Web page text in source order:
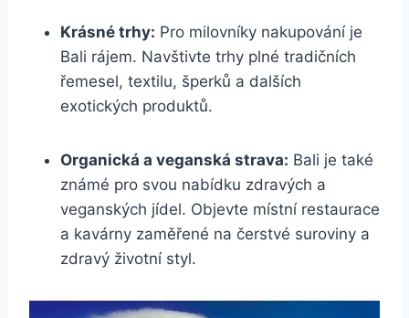
Krásné trhy: Pro milovníky nakupování je
Bali rájem. Navštivte trhy plné tradičních
řemesel, textilu, šperků a dalších
exotických produktů.
Organická a veganská strava: Bali je také
známé pro svou nabídku zdravých a
veganských jídel. Objevte místní restaurace
a kavárny zaměřené na čerstvé suroviny a
zdravý životní styl.